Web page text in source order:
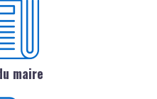
maire